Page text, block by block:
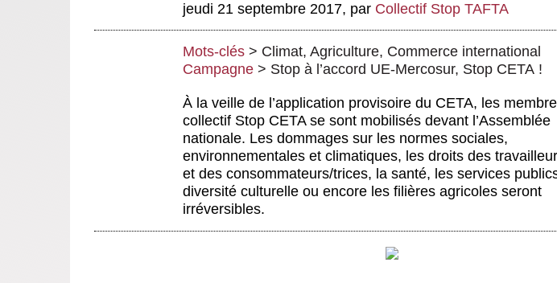
jeudi 21 septembre 2017, par Collectif Stop TAFTA
Mots-clés > Climat, Agriculture, Commerce international
Campagne > Stop à l’accord UE-Mercosur, Stop CETA !
À la veille de l’application provisoire du CETA, les
collectif Stop CETA se sont mobilisés devant l’Assemblée
nationale. Les dommages sur les normes sociales,
environnementales et climatiques, les droits des
et des consommateurs/trices, la santé, les services
diversité culturelle ou encore les filières agricoles seront
irréversibles.